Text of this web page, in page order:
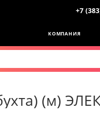
+7
КОМПАНИЯ
(м)